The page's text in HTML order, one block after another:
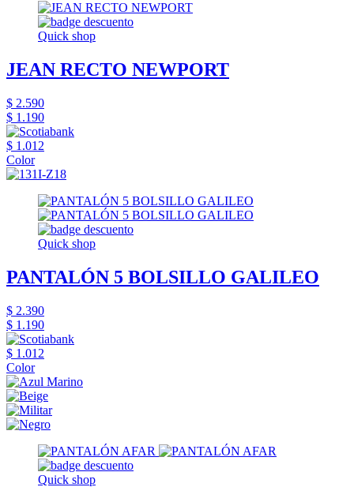
Quick shop
JEAN RECTO NEWPORT
$ 2.590
$ 1.190
$ 1.012
Color
Quick shop
PANTALÓN 5 BOLSILLO GALILEO
$ 2.390
$ 1.190
$ 1.012
Color
Quick shop